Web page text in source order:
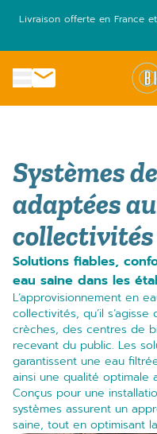
contenu
Livraison offerte en France
menu
Nous contacter
Systèmes
adaptées
collectivités
Solutions fiables,
eau saine dans les
L’approvisionnement en
collectivités, qu’il
crèches, des centres de
recevant du public. Les
garantissent une eau
ainsi une qualité optimale
Conçus pour une
systèmes assurent un
saine, tout en optimisant